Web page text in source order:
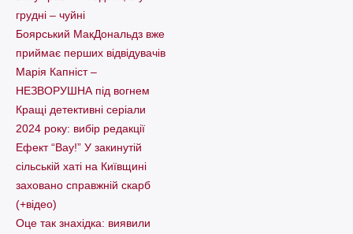
грудні – чуйні
Боярський МакДональдз вже
приймає перших відвідувачів
Марія Капніст –
НЕЗВОРУШНА під вогнем
Кращі детективні серіали
2024 року: вибір редакції
Ефект “Вау!” У закинутій
сільській хаті на Київщині
заховано справжній скарб
(+відео)
Оце так знахідка: виявили